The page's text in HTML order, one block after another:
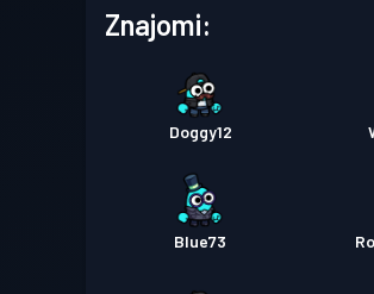
Znajomi:
Doggy12
Blue73